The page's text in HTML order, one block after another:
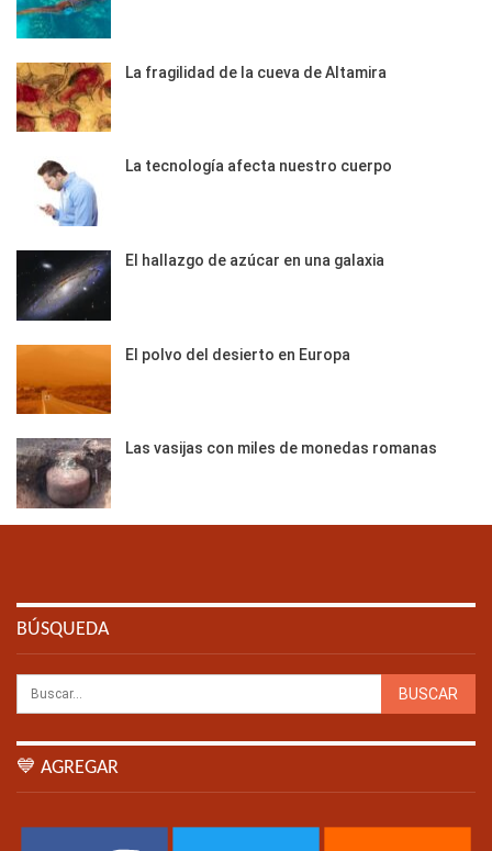
La fragilidad de la cueva de Altamira
La tecnología afecta nuestro cuerpo
El hallazgo de azúcar en una galaxia
El polvo del desierto en Europa
Las vasijas con miles de monedas romanas
BÚSQUEDA
💙 AGREGAR